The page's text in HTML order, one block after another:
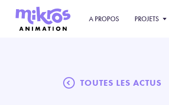
A PROPOS PROJETS
TOUTES LES ACTUS